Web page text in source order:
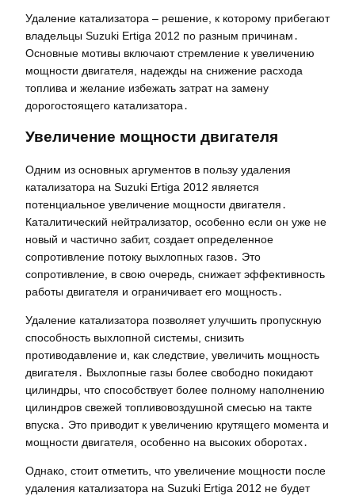
Удаление катализатора – решение, к которому прибегают
владельцы Suzuki Ertiga 2012 по разным причинам․
Основные мотивы включают стремление к увеличению
мощности двигателя, надежды на снижение расхода
топлива и желание избежать затрат на замену
дорогостоящего катализатора․
Увеличение мощности двигателя
Одним из основных аргументов в пользу удаления
катализатора на Suzuki Ertiga 2012 является
потенциальное увеличение мощности двигателя․
Каталитический нейтрализатор, особенно если он уже не
новый и частично забит, создает определенное
сопротивление потоку выхлопных газов․ Это
сопротивление, в свою очередь, снижает эффективность
работы двигателя и ограничивает его мощность․
Удаление катализатора позволяет улучшить пропускную
способность выхлопной системы, снизить
противодавление и, как следствие, увеличить мощность
двигателя․ Выхлопные газы более свободно покидают
цилиндры, что способствует более полному наполнению
цилиндров свежей топливовоздушной смесью на такте
впуска․ Это приводит к увеличению крутящего момента и
мощности двигателя, особенно на высоких оборотах․
Однако, стоит отметить, что увеличение мощности после
удаления катализатора на Suzuki Ertiga 2012 не будет